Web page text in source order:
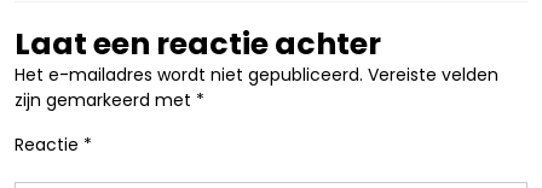
Laat een reactie achter
Het e-mailadres wordt niet gepubliceerd. Vereiste velden
zijn gemarkeerd met *
Reactie *